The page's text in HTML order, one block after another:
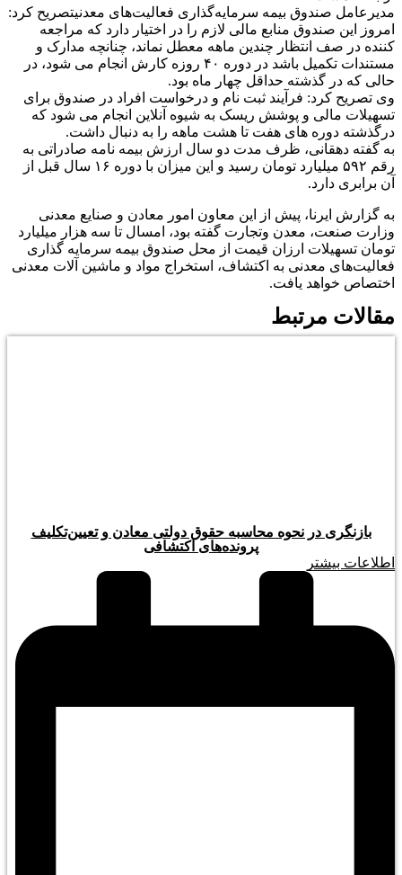
مدیرعامل صندوق بیمه سرمایه‌گذاری فعالیت‌های معدنیتصریح کرد:
امروز این صندوق منابع مالی لازم را در اختیار دارد که مراجعه
کننده در صف انتظار چندین ماهه معطل نماند، چنانچه مدارک و
مستندات تکمیل باشد در دوره ۴۰ روزه کارش انجام می شود، در
حالی که در گذشته حداقل چهار ماه بود.
وی تصریح کرد: فرآیند ثبت نام و درخواست افراد در صندوق برای
تسهیلات مالی و پوشش ریسک به شیوه آنلاین انجام می شود که
درگذشته دوره های هفت تا هشت ماهه را به دنبال داشت.
به گفته دهقانی، ظرف مدت دو سال ارزش بیمه نامه صادراتی به
رقم ۵۹۲ میلیارد تومان رسید و این میزان با دوره ۱۶ سال قبل از
آن برابری دارد.
به گزارش ایرنا، پیش از این معاون امور معادن و صنایع معدنی
وزارت صنعت، معدن وتجارت گفته بود، امسال تا سه هزار میلیارد
تومان تسهیلات ارزان قیمت از محل صندوق بیمه سرمایه گذاری
فعالیت‌های معدنی به اکتشاف، استخراج مواد و ماشین آلات معدنی
اختصاص خواهد یافت.
مقالات مرتبط
بازنگری در نحوه محاسبه حقوق دولتی معادن و تعیین‌تکلیف
پرونده‌های اکتشافی
اطلاعات بیشتر